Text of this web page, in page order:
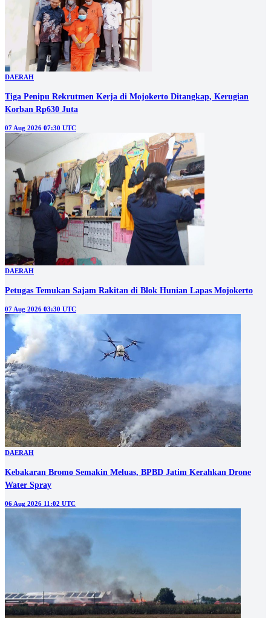
DAERAH
Tiga Penipu Rekrutmen Kerja di Mojokerto Ditangkap, Kerugian
Korban Rp630 Juta
07 Aug 2026 07:30 UTC
DAERAH
Petugas Temukan Sajam Rakitan di Blok Hunian Lapas Mojokerto
07 Aug 2026 03:30 UTC
DAERAH
Kebakaran Bromo Semakin Meluas, BPBD Jatim Kerahkan Drone
Water Spray
06 Aug 2026 11:02 UTC